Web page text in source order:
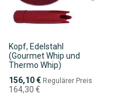
Kopf, Edelstahl
(Gourmet Whip und
Thermo Whip)
Sonderpreis
156,10 € Regulärer Preis
164,30 €